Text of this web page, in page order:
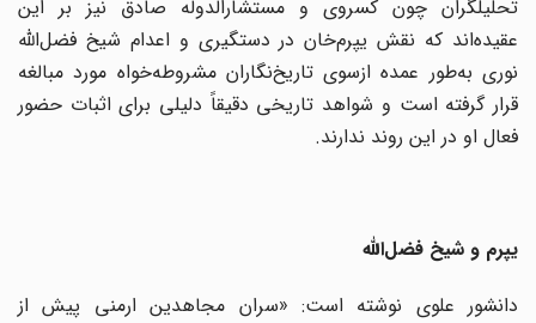
تحلیلگران چون کسروی و مستشارالدوله صادق نیز بر این
عقیده‌اند که نقش یپرم‌خان در دستگیری و اعدام شیخ فضل‌الله
نوری به‌طور عمده ازسوی تاریخ‌نگاران مشروطه‌خواه مورد مبالغه
قرار گرفته است و شواهد تاریخی دقیقاً دلیلی برای اثبات حضور
فعال او در این روند ندارند.
یپرم و شیخ فضل‌الله
دانشور علوی نوشته است: «سران مجاهدین ارمنی پیش از